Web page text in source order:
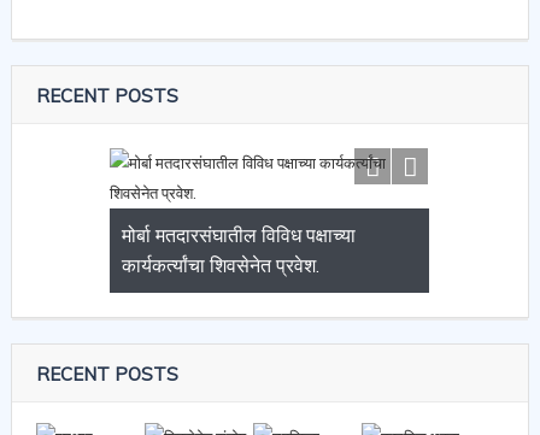
RECENT POSTS
मोर्बा मतदारसंघातील विविध पक्षाच्या
कार्यकर्त्यांचा शिवसेनेत प्रवेश.
RECENT POSTS